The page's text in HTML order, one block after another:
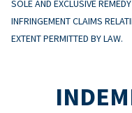
SOLE AND EXCLUSIVE
INFRINGEMENT CLAIMS
EXTENT PERMITTED BY LAW.